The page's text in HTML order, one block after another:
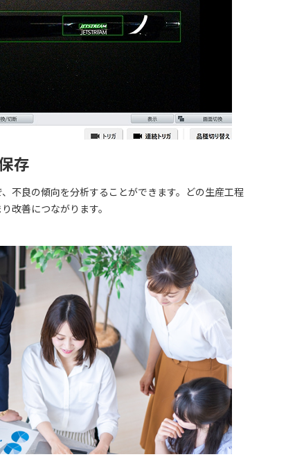
存
不良の傾向を分析することができます。どの生産工程
改善につながります。